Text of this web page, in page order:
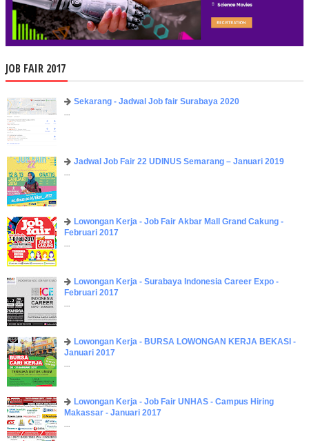
JOB FAIR 2017
Sekarang - Jadwal Job fair Surabaya 2020
Jadwal Job Fair 22 UDINUS Semarang – Januari 2019
Lowongan Kerja - Job Fair ​Akbar ​Mall Grand Cakung -
Februari 2017
Lowongan Kerja - Surabaya Indonesia Career Expo -
Februari 2017
Lowongan Kerja - BURSA LOWONGAN KERJA BEKASI -
Januari 2017
Lowongan Kerja - Job Fair UNHAS - Campus Hiring
Makassar - Januari 2017